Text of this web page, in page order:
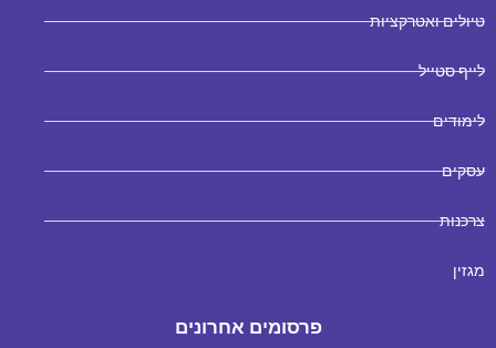
טיולים ואטרקציות
לייף סטייל
לימודים
עסקים
צרכנות
מגזין
פרסומים אחרונים